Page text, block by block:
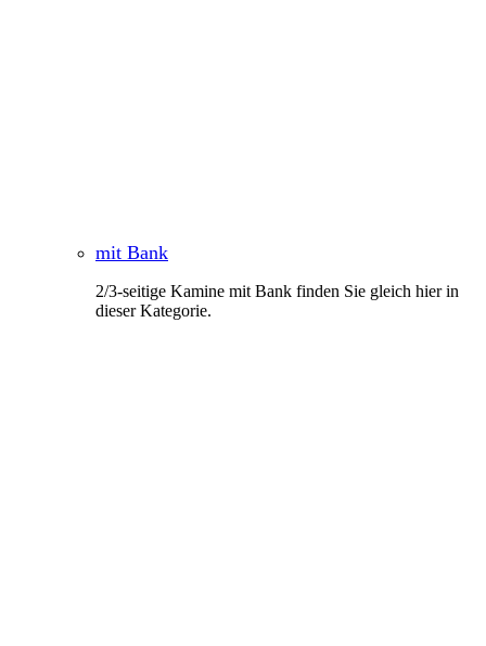
mit Bank
2/3-seitige Kamine mit Bank finden Sie gleich hier in
dieser Kategorie.